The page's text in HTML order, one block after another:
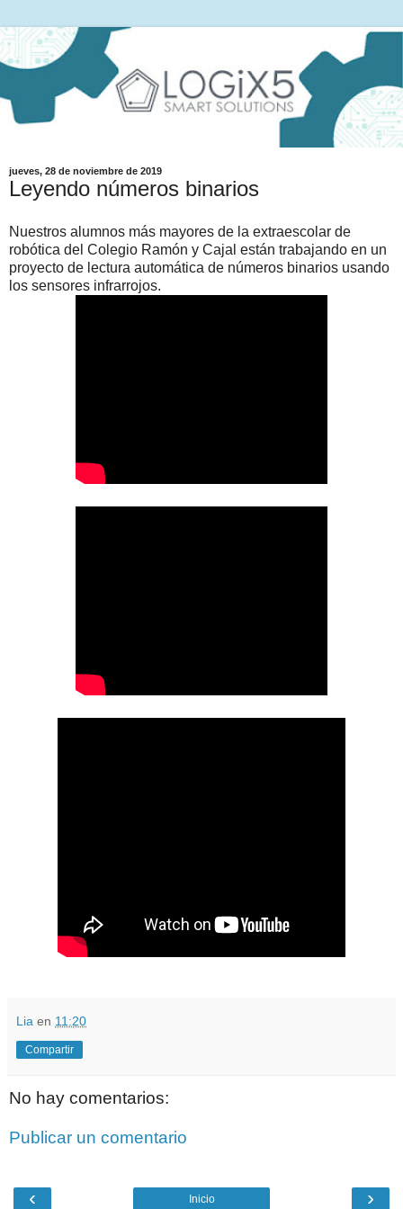
jueves, 28 de noviembre de 2019
Leyendo números binarios
Nuestros alumnos más mayores de la extraescolar de
robótica del Colegio Ramón y Cajal están trabajando en un
proyecto de lectura automática de números binarios usando
los sensores infrarrojos.
Lia en 11:20
Compartir
No hay comentarios:
Publicar un comentario
‹ ›
Inicio